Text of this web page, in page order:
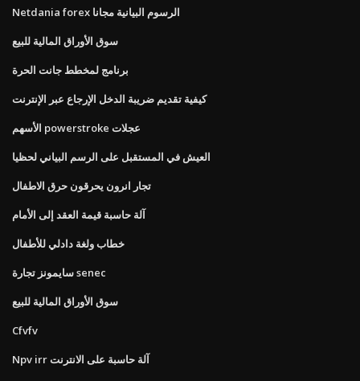
Netdania forex الرسوم البيانية مجانا
سوق الأوراق المالية للبيع
برنامج لمخطط جانت الحرة
كيفية تقديم ضريبة الدخل الإرجاع عبر الإنترنت
الأسهم powerstroke عجلات
العيش في المستقبل على الرسم البياني لحظيا
تجار انرون يحرقون حرق الاطفال
آلة حاسبة قيمة العقد إلى الأمام
خطاب ولغة دادلي للأطفال
سايمونز تجارة senec
سوق الأوراق المالية للبيع
Cfvfv
Npv irr آلة حاسبة على الانترنت